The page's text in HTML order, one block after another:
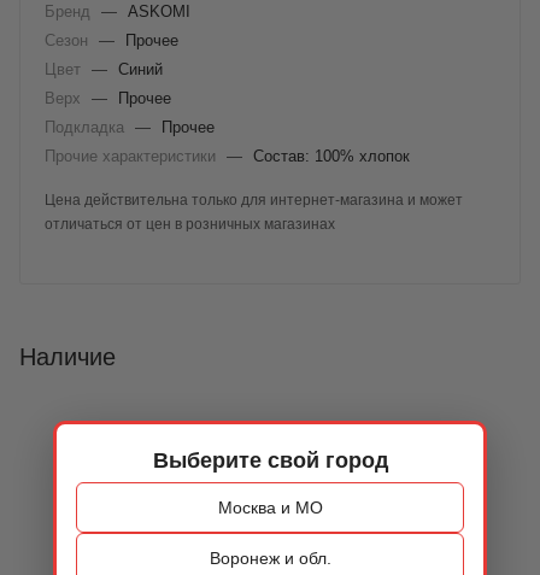
Выберите свой город
Москва и МО
Воронеж и обл.
Бренд
— ASKOMI
Сезон
—
Прочее
Цвет — Синий
Верх
—
Прочее
Подкладка
—
Прочее
Прочие характеристики
— Состав: 100% хлопок
Цена действительна только для интернет-магазина и может
отличаться от цен в розничных магазинах
Наличие